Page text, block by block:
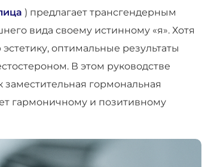
) предлагает трансгендерным
вида своему истинному «я». Хотя
оптимальные результаты
В этом руководстве
заместительная гормональная
гармоничному и позитивному